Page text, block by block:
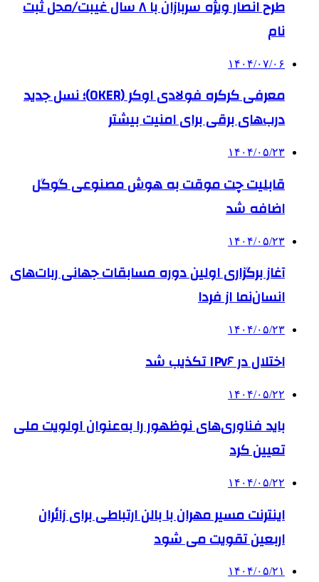
طرح انصار ویژه سربازان با ۸ سال غیبت/محل ثبت
نام
۱۴۰۴/۰۷/۰۶
معرفی کرکره فولادی اوکر (OKER)؛ نسل جدید
درب‌های برقی برای امنیت بیشتر
۱۴۰۴/۰۵/۲۳
قابلیت چت موقت به هوش مصنوعی گوگل
اضافه شد
۱۴۰۴/۰۵/۲۳
آغاز برگزاری اولین دوره مسابقات جهانی ربات‌های
انسان‌نما از فردا
۱۴۰۴/۰۵/۲۳
اختلال در IPv۶ تکذیب شد
۱۴۰۴/۰۵/۲۲
باید فناوری‌های نوظهور را به‌عنوان اولویت ملی
تعیین کرد
۱۴۰۴/۰۵/۲۲
اینترنت مسیر مهران با بالن ارتباطی برای زائران
اربعین تقویت می شود
۱۴۰۴/۰۵/۲۱